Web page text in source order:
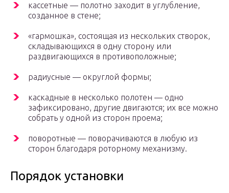
кассетные — полотно заходит в углубление,
созданное в стене;
«гармошка», состоящая из нескольких створок,
складывающихся в одну сторону или
раздвигающихся в противоположные;
радиусные — округлой формы;
каскадные в несколько полотен — одно
зафиксировано, другие двигаются; их все можно
собрать у одной из сторон проема;
поворотные — поворачиваются в любую из
сторон благодаря роторному механизму.
Порядок установки